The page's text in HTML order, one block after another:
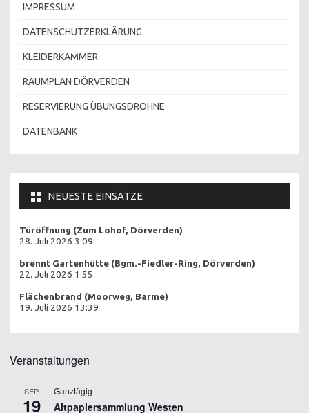
IMPRESSUM
DATENSCHUTZERKLÄRUNG
KLEIDERKAMMER
RAUMPLAN DÖRVERDEN
RESERVIERUNG ÜBUNGSDROHNE
DATENBANK
NEUESTE EINSÄTZE
Türöffnung (Zum Lohof, Dörverden)
28. Juli 2026 3:09
brennt Gartenhütte (Bgm.-Fiedler-Ring, Dörverden)
22. Juli 2026 1:55
Flächenbrand (Moorweg, Barme)
19. Juli 2026 13:39
Veranstaltungen
SEP.
19
Ganztägig
Altpapiersammlung Westen